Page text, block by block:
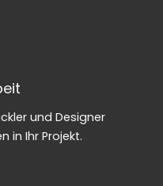
und Designer
in Ihr Projekt.